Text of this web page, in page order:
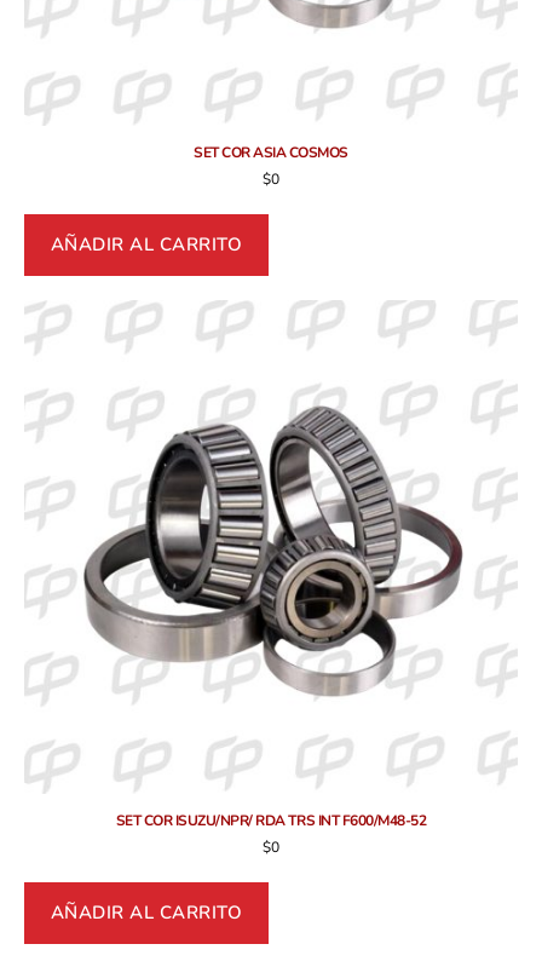
SET COR ASIA COSMOS
$0
AÑADIR AL CARRITO
SET COR ISUZU/NPR/ RDA TRS INT F600/M48-52
$0
AÑADIR AL CARRITO